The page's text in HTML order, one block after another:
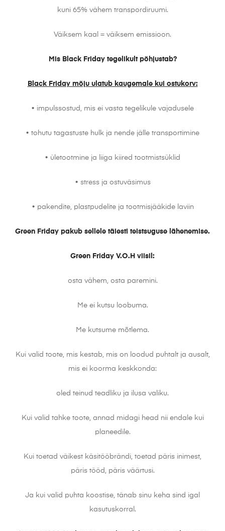
kuni 65% vähem transpordiruumi.
Väiksem kaal = väiksem emissioon.
Mis Black Friday tegelikult põhjustab?
Black Friday mõju ulatub kaugemale kui ostukorv:
• impulssostud, mis ei vasta tegelikule vajadusele
• tohutu tagastuste hulk ja nende jälle transportimine
• ületootmine ja liiga kiired tootmistsüklid
• stress ja ostuväsimus
• pakendite, plastpudelite ja tootmisjääkide laviin
Green Friday pakub sellele täiesti teistsuguse lähenemise.
Green Friday V.O.H viisil:
osta vähem, osta paremini.
Me ei kutsu loobuma.
Me kutsume mõtlema.
Kui valid toote, mis kestab, mis on loodud puhtalt ja ausalt,
mis ei koorma keskkonda:
oled teinud teadliku ja ilusa valiku.
Kui valid tahke toote, annad midagi head nii endale kui
planeedile.
Kui toetad väikest käsitööbrändi, toetad päris inimest,
päris tööd, päris väärtusi.
Ja kui valid puhta koostise, tänab sinu keha sind igal
kasutuskorral.